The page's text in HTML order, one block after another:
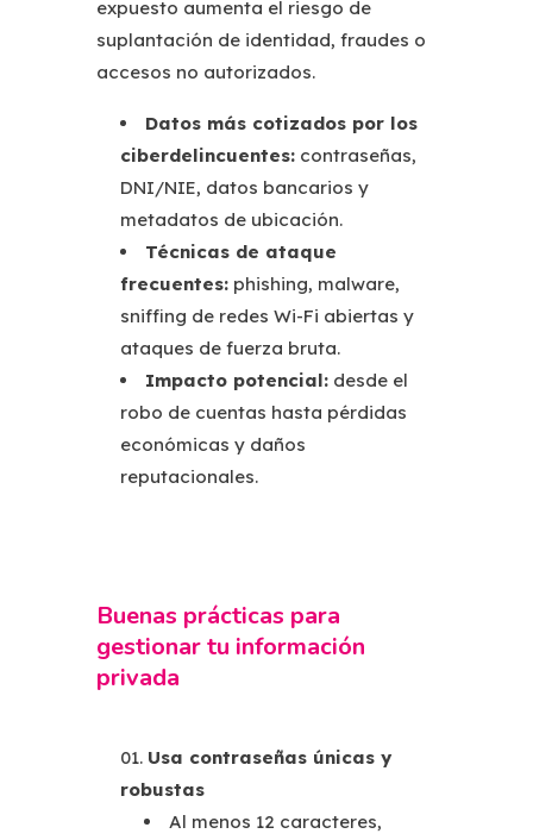
expuesto aumenta el riesgo de
suplantación de identidad, fraudes o
accesos no autorizados.
Datos más cotizados por los
ciberdelincuentes:contraseñas,
DNI/NIE, datos bancarios y
metadatos de ubicación.
Técnicas de ataque
frecuentes:phishing, malware,
sniffing de redes Wi-Fi abiertas y
ataques de fuerza bruta.
Impacto potencial:desde el
robo de cuentas hasta pérdidas
económicas y daños
reputacionales.
Buenas prácticas para
gestionar tu información
privada
Usa contraseñas únicas y
robustas
Al menos 12 caracteres,